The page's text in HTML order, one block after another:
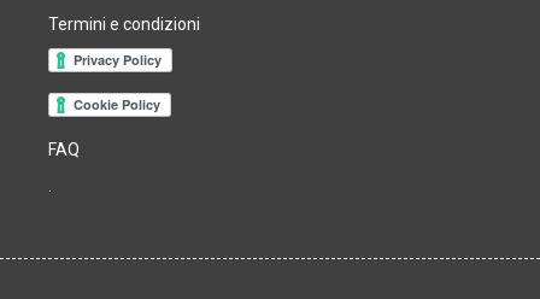
Termini e condizioni
FAQ